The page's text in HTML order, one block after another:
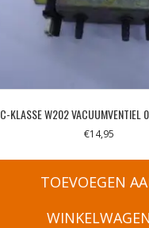
C-KLASSE W202
€14,95
TOEVOEGEN
WINKELWAGEN